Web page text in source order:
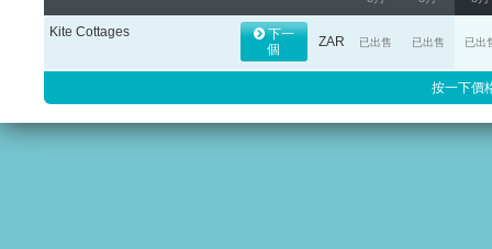
Kite Cottages
下一
個
ZAR 已出售 已出售 已出
按一下價